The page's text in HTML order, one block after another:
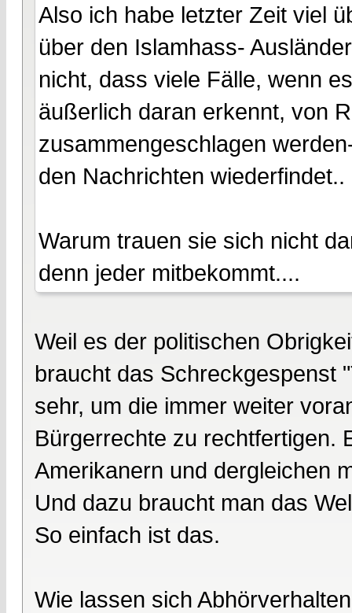
Also ich habe letzter Zeit viel
über den Islamhass-
nicht, dass viele Fälle, wenn
äußerlich daran erkennt, von
zusammengeschlagen
den Nachrichten wiederfindet..
Warum trauen sie sich nicht
denn jeder mitbekommt....
Weil es der politischen
braucht das Schreckgespenst
sehr, um die immer weiter
Bürgerrechte zu rechtfertigen.
Amerikanern und dergleichen
Und dazu braucht man das
So einfach ist das.
Wie lassen sich